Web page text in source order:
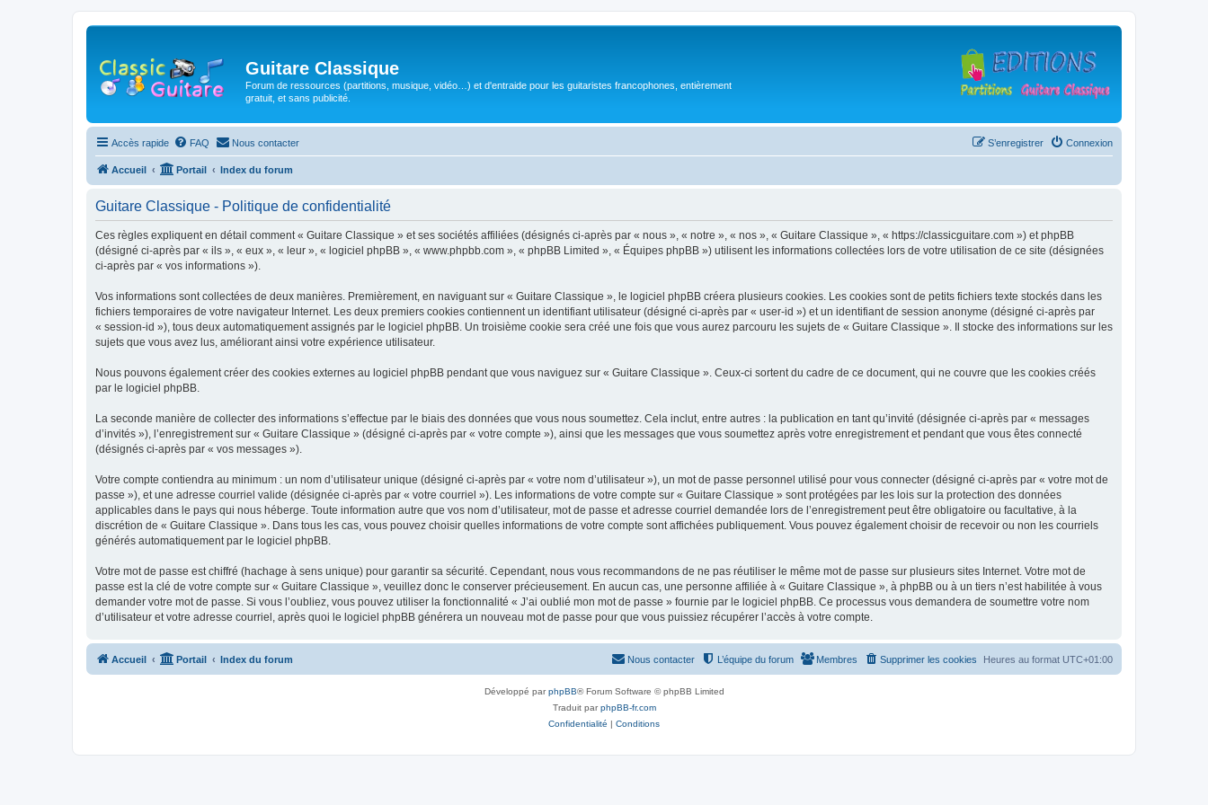
Guitare Classique
Forum de ressources (partitions, musique, vidéo…) et d'entraide pour les guitaristes francophones, entièrement
gratuit, et sans publicité.
Accès rapide FAQ Nous contacter Connexion
S’enregistrer
Accueil Portail Index du forum
Guitare Classique - Politique de confidentialité
Ces règles expliquent en détail comment « Guitare Classique » et ses sociétés affiliées (désignés ci-après par « nous », « notre », « nos », « Guitare Classique », « https://classicguitare.com ») et phpBB
(désigné ci-après par « ils », « eux », « leur », « logiciel phpBB », « www.phpbb.com », « phpBB Limited », « Équipes phpBB ») utilisent les informations collectées lors de votre utilisation de ce site (désignées
ci-après par « vos informations »).
Vos informations sont collectées de deux manières. Premièrement, en naviguant sur « Guitare Classique », le logiciel phpBB créera plusieurs cookies. Les cookies sont de petits fichiers texte stockés dans les
fichiers temporaires de votre navigateur Internet. Les deux premiers cookies contiennent un identifiant utilisateur (désigné ci-après par « user-id ») et un identifiant de session anonyme (désigné ci-après par
« session-id »), tous deux automatiquement assignés par le logiciel phpBB. Un troisième cookie sera créé une fois que vous aurez parcouru les sujets de « Guitare Classique ». Il stocke des informations sur les
sujets que vous avez lus, améliorant ainsi votre expérience utilisateur.
Nous pouvons également créer des cookies externes au logiciel phpBB pendant que vous naviguez sur « Guitare Classique ». Ceux-ci sortent du cadre de ce document, qui ne couvre que les cookies créés
par le logiciel phpBB.
La seconde manière de collecter des informations s’effectue par le biais des données que vous nous soumettez. Cela inclut, entre autres : la publication en tant qu’invité (désignée ci-après par « messages
d’invités »), l’enregistrement sur « Guitare Classique » (désigné ci-après par « votre compte »), ainsi que les messages que vous soumettez après votre enregistrement et pendant que vous êtes connecté
(désignés ci-après par « vos messages »).
Votre compte contiendra au minimum : un nom d’utilisateur unique (désigné ci-après par « votre nom d’utilisateur »), un mot de passe personnel utilisé pour vous connecter (désigné ci-après par « votre mot de
passe »), et une adresse courriel valide (désignée ci-après par « votre courriel »). Les informations de votre compte sur « Guitare Classique » sont protégées par les lois sur la protection des données
applicables dans le pays qui nous héberge. Toute information autre que vos nom d’utilisateur, mot de passe et adresse courriel demandée lors de l’enregistrement peut être obligatoire ou facultative, à la
discrétion de « Guitare Classique ». Dans tous les cas, vous pouvez choisir quelles informations de votre compte sont affichées publiquement. Vous pouvez également choisir de recevoir ou non les courriels
générés automatiquement par le logiciel phpBB.
Votre mot de passe est chiffré (hachage à sens unique) pour garantir sa sécurité. Cependant, nous vous recommandons de ne pas réutiliser le même mot de passe sur plusieurs sites Internet. Votre mot de
passe est la clé de votre compte sur « Guitare Classique », veuillez donc le conserver précieusement. En aucun cas, une personne affiliée à « Guitare Classique », à phpBB ou à un tiers n’est habilitée à vous
demander votre mot de passe. Si vous l’oubliez, vous pouvez utiliser la fonctionnalité « J’ai oublié mon mot de passe » fournie par le logiciel phpBB. Ce processus vous demandera de soumettre votre nom
d’utilisateur et votre adresse courriel, après quoi le logiciel phpBB générera un nouveau mot de passe pour que vous puissiez récupérer l’accès à votre compte.
Accueil Portail Index du forum Heures au format UTC+01:00
Supprimer les cookies
Membres
L’équipe du forum
Nous contacter
Développé parphpBB® Forum Software © phpBB Limited
Traduit parphpBB-fr.com
Confidentialité | Conditions